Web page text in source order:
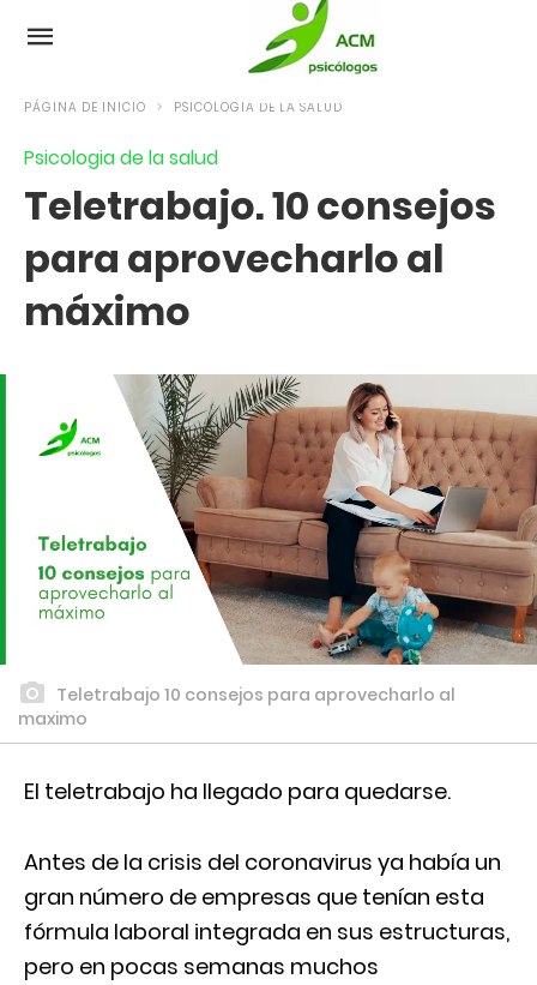
PÁGINA DE INICIO PSICOLOGIA DE LA SALUD
Psicologia de la salud
Teletrabajo. 10 consejos
para aprovecharlo al
máximo
Teletrabajo 10 consejos para aprovecharlo al
maximo
El teletrabajo ha llegado para quedarse.
Antes de la crisis del coronavirus ya había un
gran número de empresas que tenían esta
fórmula laboral integrada en sus estructuras,
pero en pocas semanas muchos